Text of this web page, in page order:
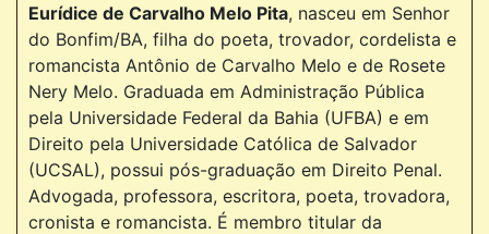
Eurídice de Carvalho Melo Pita, nasceu em Senhor
do Bonfim/BA, filha do poeta, trovador, cordelista e
romancista Antônio de Carvalho Melo e de Rosete
Nery Melo. Graduada em Administração Pública
pela Universidade Federal da Bahia (UFBA) e em
Direito pela Universidade Católica de Salvador
(UCSAL), possui pós-graduação em Direito Penal.
Advogada, professora, escritora, poeta, trovadora,
cronista e romancista. É membro titular da